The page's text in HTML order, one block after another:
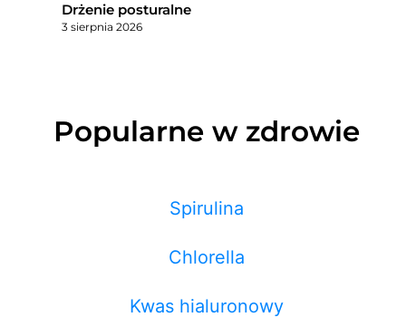
Drżenie posturalne
3 sierpnia 2026
Popularne w zdrowie
Spirulina
Chlorella
Kwas hialuronowy